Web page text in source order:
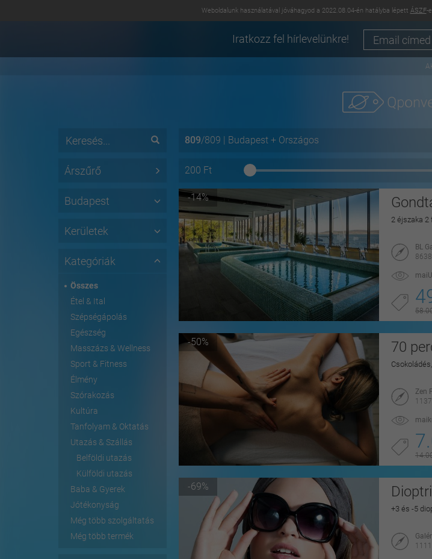
Weboldalunk használatával jóváhagyod a 2022.08.04-én hatályba lépett ÁSZF-
Iratkozz fel hírlevelünkre!
Árszűrő
Budapest
Kerületek
Kategóriák
Összes
Étel & Ital
Szépségápolás
Egészség
Masszázs & Wellness
Sport & Fitness
Élmény
Szórakozás
Kultúra
Tanfolyam & Oktatás
Utazás & Szállás
Belföldi utazás
Külföldi utazás
Baba & Gyerek
Jótékonyság
Még több szolgáltatás
Még több termék
809/809 | Budapest + Országos
200 Ft
-14%
2 éjszaka 2
BL
-50% 70
Zen
-69%
+3 és -5